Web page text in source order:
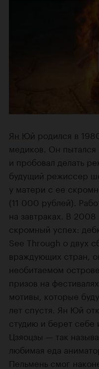
Ян Юй родился в
медиков. Он
и пробовал делать
будущий режиссер
у матери с ее
(11 000 рублей).
на завтраках. В
скромный успех:
See Through о двух
враждующих стран,
необитаемом
призов на
мотивы, которые
лет спустя. Ян Юй
студию и берет
Цзяоцзы — так
любимая еда
Пельмень смог